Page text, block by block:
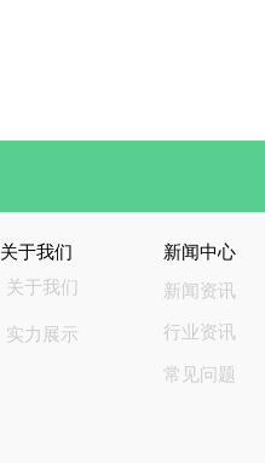
实力展示
关于我们
关于我们 新闻中心
新闻资讯
行业资讯
常见问题